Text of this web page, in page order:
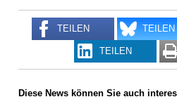
TEILEN TEILEN
TEILEN
Diese News können Sie auch